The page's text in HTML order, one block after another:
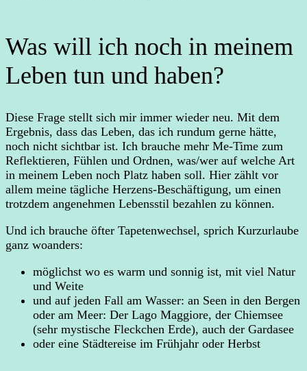
Was will ich noch in meinem
Leben tun und haben?
Diese Frage stellt sich mir immer wieder neu. Mit dem
Ergebnis, dass das Leben, das ich rundum gerne hätte,
noch nicht sichtbar ist. Ich brauche mehr Me-Time zum
Reflektieren, Fühlen und Ordnen, was/wer auf welche Art
in meinem Leben noch Platz haben soll. Hier zählt vor
allem meine tägliche Herzens-Beschäftigung, um einen
trotzdem angenehmen Lebensstil bezahlen zu können.
Und ich brauche öfter Tapetenwechsel, sprich Kurzurlaube
ganz woanders:
möglichst wo es warm und sonnig ist, mit viel Natur
und Weite
und auf jeden Fall am Wasser: an Seen in den Bergen
oder am Meer: Der Lago Maggiore, der Chiemsee
(sehr mystische Fleckchen Erde), auch der Gardasee
oder eine Städtereise im Frühjahr oder Herbst